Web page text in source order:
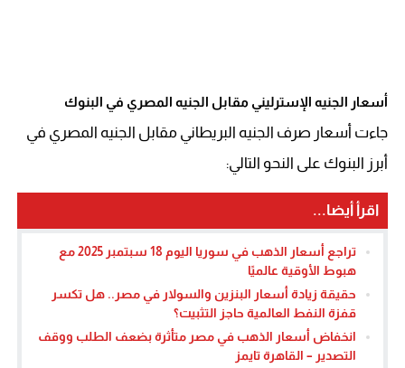
أسعار الجنيه الإسترليني مقابل الجنيه المصري في البنوك
جاءت أسعار صرف الجنيه البريطاني مقابل الجنيه المصري في
أبرز البنوك على النحو التالي:
اقرأ أيضا...
تراجع أسعار الذهب في سوريا اليوم 18 سبتمبر 2025 مع
هبوط الأوقية عالميًا
حقيقة زيادة أسعار البنزين والسولار في مصر.. هل تكسر
قفزة النفط العالمية حاجز التثبيت؟
انخفاض أسعار الذهب في مصر متأثرة بضعف الطلب ووقف
التصدير – القاهرة تايمز